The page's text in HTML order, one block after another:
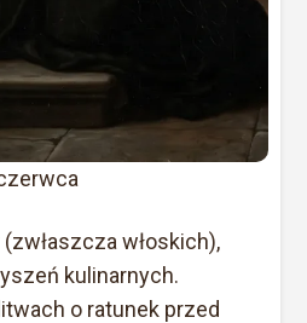
włoskich),
kulinarnych.
o ratunek przed